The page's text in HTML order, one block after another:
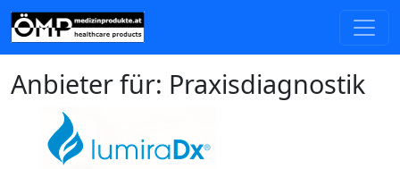
Anbieter für: Praxisdiagnostik